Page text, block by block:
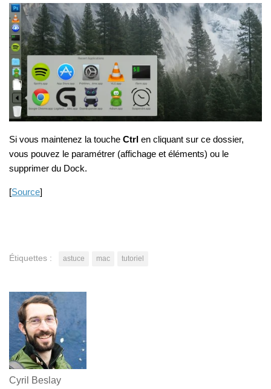
Si vous maintenez la touche Ctrl en cliquant sur ce dossier,
vous pouvez le paramétrer (affichage et éléments) ou le
supprimer du Dock.
[Source]
Étiquettes : astuce mac tutoriel
Cyril Beslay